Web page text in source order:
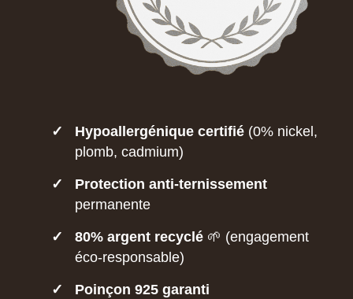
✓ Hypoallergénique certifié(0% nickel,
plomb, cadmium)
✓
Protection anti-ternissement
permanente
✓ 80% argent recyclé🌱 (engagement
éco-responsable)
✓ Poinçon 925 garanti